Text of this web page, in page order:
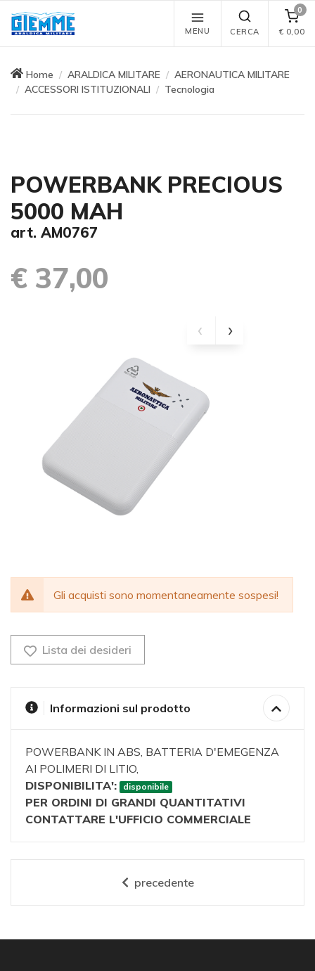
MENU CERCA
0
€ 0,00
Home ARALDICA MILITARE
AERONAUTICA MILITARE
ACCESSORI ISTITUZIONALI
Tecnologia
POWERBANK PRECIOUS
5000 MAH
art. AM0767
€ 37,00
Gli acquisti sono momentaneamente sospesi!
Lista dei desideri
Informazioni sul prodotto
POWERBANK IN ABS, BATTERIA D'EMEGENZA
AI POLIMERI DI LITIO,
DISPONIBILITA':
disponibile
PER ORDINI DI GRANDI QUANTITATIVI
CONTATTARE L'UFFICIO COMMERCIALE
precedente